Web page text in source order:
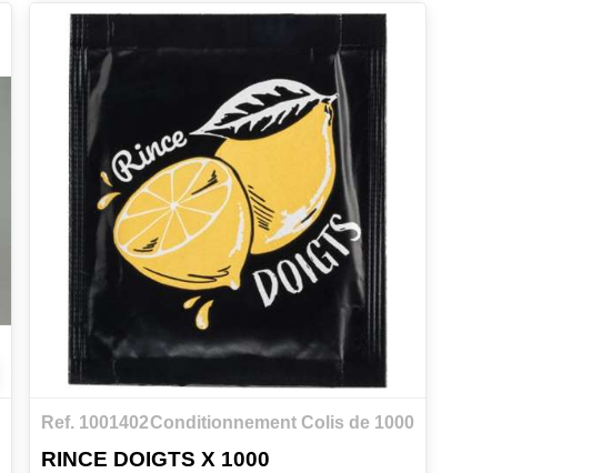
Ref. 1001402Conditionnement Colis de 1000
RINCE DOIGTS X 1000